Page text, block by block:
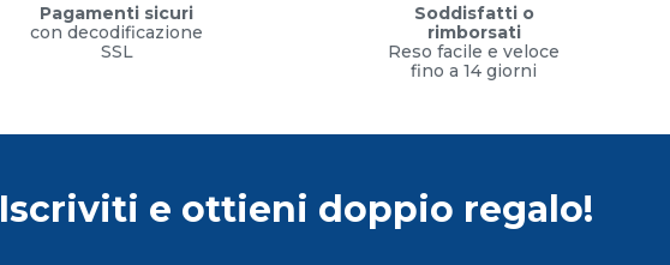
Pagamenti sicuri
con decodificazione
SSL
Soddisfatti o
rimborsati
Reso facile e veloce
fino a 14 giorni
Iscriviti e ottieni doppio regalo!